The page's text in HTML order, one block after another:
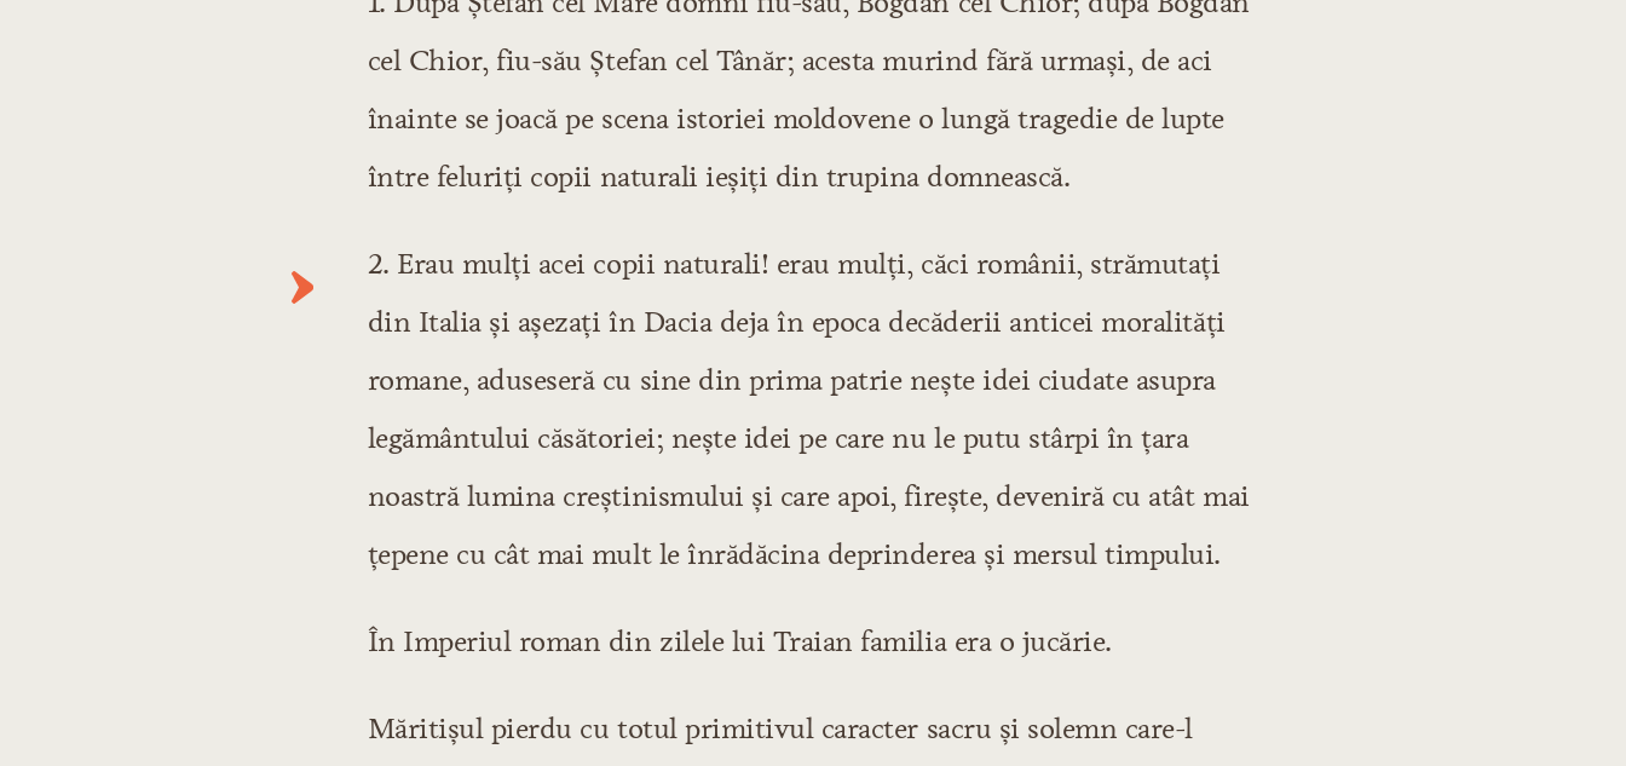
cel Chior, fiu-său Ştefan cel Tânăr; acesta murind fără urmaşi, de aci
înainte se joacă pe scena istoriei moldovene o lungă tragedie de lupte
între feluriţi copii naturali ieşiţi din trupina domnească.
2. Erau mulţi acei copii naturali! erau mulţi, căci românii, strămutaţi
din Italia şi aşezaţi în Dacia deja în epoca decăderii anticei moralităţi
romane, aduseseră cu sine din prima patrie neşte idei ciudate asupra
legământului căsătoriei; neşte idei pe care nu le putu stârpi în ţara
noastră lumina creştinismului şi care apoi, fireşte, deveniră cu atât mai
ţepene cu cât mai mult le înrădăcina deprinderea şi mersul timpului.
În Imperiul roman din zilele lui Traian familia era o jucărie.
Măritişul pierdu cu totul primitivul caracter sacru şi solemn care-l